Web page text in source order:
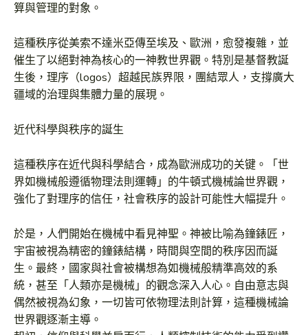
算與管理的對象。
這種秩序從美索不達米亞傳至埃及、歐洲，愈發複雜，並
催生了以絕對神為核心的一神教世界觀。特別是基督教誕
生後，理序（logos）超越民族界限，團結眾人，支撐廣大
疆域的治理與集體力量的展現。
近代科學與秩序的誕生
這種秩序在近代與科學結合，成為歐洲成功的关键。「世
界如機械般遵循物理法則運轉」的牛頓式機械論世界觀，
強化了對理序的信任，社會秩序的設計可能性大幅提升。
於是，人們開始在機械中看見神聖。神被比喻為鐘錶匠，
宇宙被視為精密的鐘錶結構，時間與空間的秩序因而誕
生。最終，國家與社會被構想為如機械般精準高效的系
統，甚至「人類亦是機械」的觀念深入人心。自由意志與
偶然被視為幻象，一切皆可依物理法則計算，這種機械論
世界觀逐漸主導。